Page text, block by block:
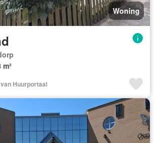
Woning
m²
Huurportaal